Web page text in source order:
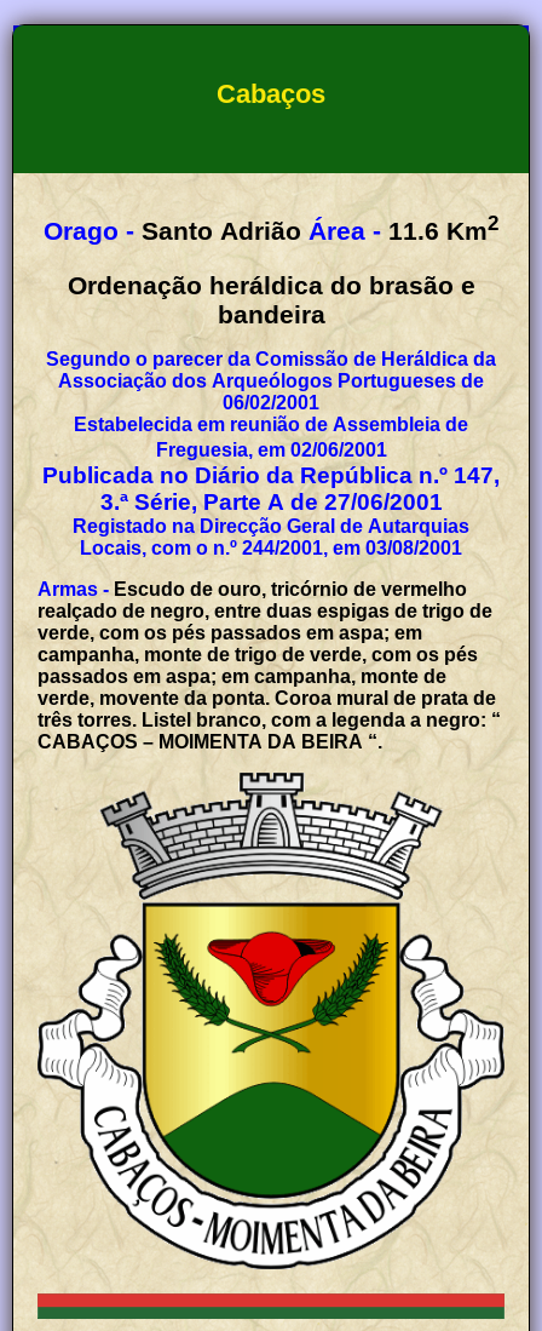
Cabaços
Orago - Santo Adrião Área - 11.6 Km2
Ordenação heráldica do brasão e
bandeira
Segundo o parecer da Comissão de Heráldica da
Associação dos Arqueólogos Portugueses de
06/02/2001
Estabelecida em reunião de Assembleia de
Freguesia, em 02/06/2001
Publicada no Diário da República n.º 147,
3.ª Série, Parte A de 27/06/2001
Registado na Direcção Geral de Autarquias
Locais, com o n.º 244/2001, em 03/08/2001
Armas - Escudo de ouro, tricórnio de vermelho
realçado de negro, entre duas espigas de trigo de
verde, com os pés passados em aspa; em
campanha, monte de trigo de verde, com os pés
passados em aspa; em campanha, monte de
verde, movente da ponta. Coroa mural de prata de
três torres. Listel branco, com a legenda a negro: “
CABAÇOS – MOIMENTA DA BEIRA “.